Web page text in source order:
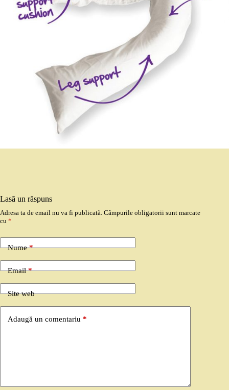
Lasă un răspuns
Adresa ta de email nu va fi publicată. Câmpurile obligatorii sunt marcate
cu *
Nume*
Email*
Site web
Adaugă un comentariu *